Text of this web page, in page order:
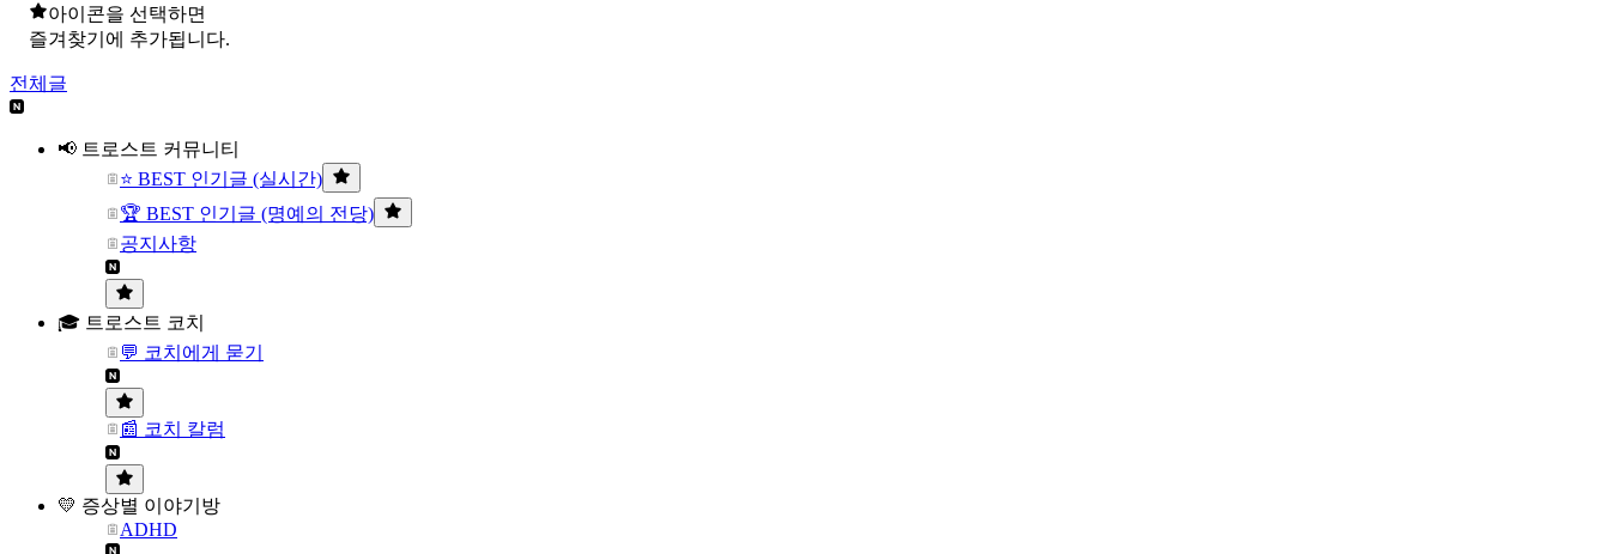
아이콘을 선택하면
즐겨찾기에 추가됩니다.
전체글
📢 트로스트 커뮤니티
⭐ BEST 인기글 (실시간)
🏆 BEST 인기글 (명예의 전당)
공지사항
🎓 트로스트 코치
💬 코치에게 묻기
📰 코치 칼럼
💛 증상별 이야기방
ADHD